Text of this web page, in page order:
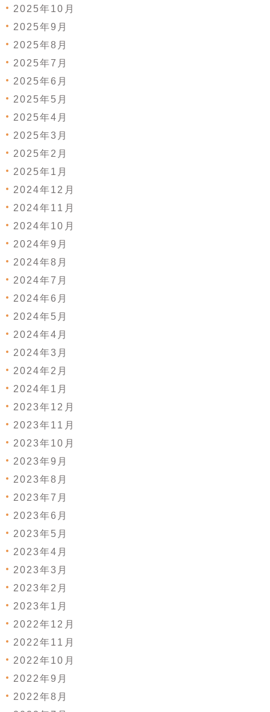
2025年10月
2025年9月
2025年8月
2025年7月
2025年6月
2025年5月
2025年4月
2025年3月
2025年2月
2025年1月
2024年12月
2024年11月
2024年10月
2024年9月
2024年8月
2024年7月
2024年6月
2024年5月
2024年4月
2024年3月
2024年2月
2024年1月
2023年12月
2023年11月
2023年10月
2023年9月
2023年8月
2023年7月
2023年6月
2023年5月
2023年4月
2023年3月
2023年2月
2023年1月
2022年12月
2022年11月
2022年10月
2022年9月
2022年8月